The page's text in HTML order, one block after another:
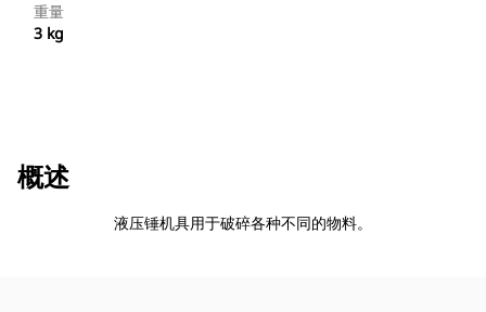
重量
3 kg
概述
液压锤机具用于破碎各种不同的物料。